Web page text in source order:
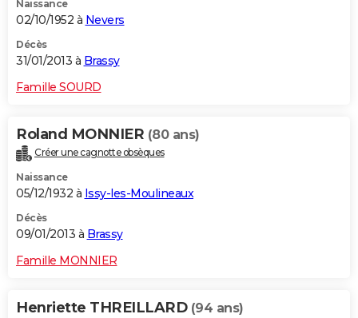
Naissance
02/10/1952 à Nevers
Décès
31/01/2013 à Brassy
Famille SOURD
Roland MONNIER (80 ans)
Créer une cagnotte obsèques
Naissance
05/12/1932 à Issy-les-Moulineaux
Décès
09/01/2013 à Brassy
Famille MONNIER
Henriette THREILLARD (94 ans)